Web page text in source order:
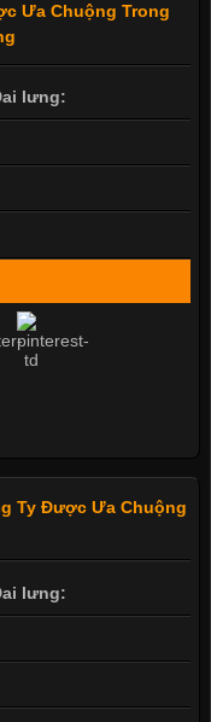
Ưa Chuộng Trong
lưng:
Ty Được Ưa Chuộng
lưng: